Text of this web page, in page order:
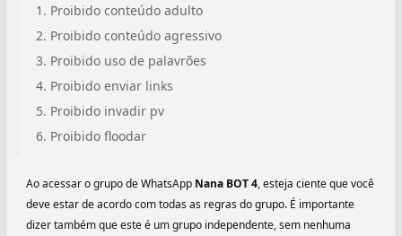
Proibido conteúdo adulto
Proibido conteúdo agressivo
Proibido uso de palavrões
Proibido enviar links
Proibido invadir pv
Proibido floodar
Ao acessar o grupo de WhatsApp Nana BOT 4, esteja ciente que você
deve estar de acordo com todas as regras do grupo. É importante
dizer também que este é um grupo independente, sem nenhuma